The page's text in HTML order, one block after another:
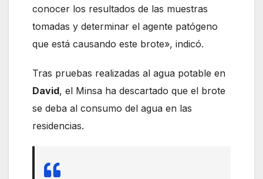
conocer los resultados de las muestras
tomadas y determinar el agente patógeno
que está causando este brote», indicó.
Tras pruebas realizadas al agua potable en
David, el Minsa ha descartado que el brote
se deba al consumo del agua en las
residencias.